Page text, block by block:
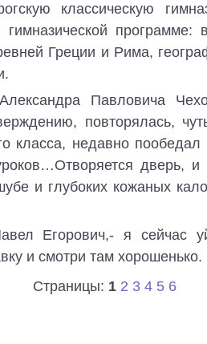
классическую
программе:
Греции и Рима,
Павловича
повторялась,
класса, недавно пообедал
дверь,
и глубоких кожаных
Егорович,- я сейчас
и смотри там хорошенько.
Страницы: 1 2 3 4 5 6